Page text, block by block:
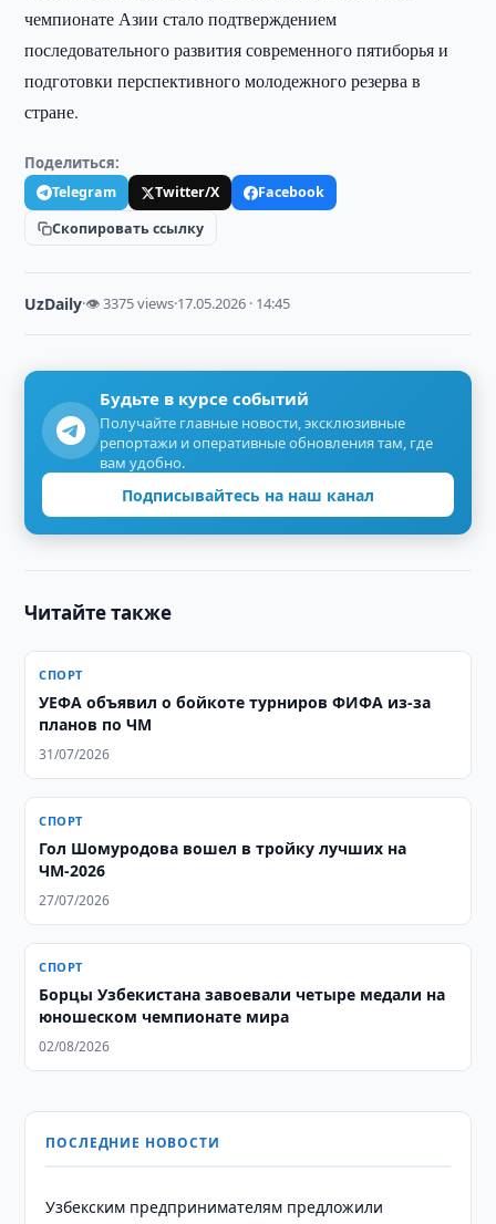
чемпионате Азии стало подтверждением
последовательного развития современного пятиборья и
подготовки перспективного молодежного резерва в
стране.
Поделиться:
Telegram Twitter/X
Facebook
Скопировать ссылку
UzDaily·👁 3375 views·17.05.2026 · 14:45
Будьте в курсе событий
Получайте главные новости, эксклюзивные
репортажи и оперативные обновления там, где
вам удобно.
Подписывайтесь на наш канал
Читайте также
СПОРТ
УЕФА объявил о бойкоте турниров ФИФА из-за
планов по ЧМ
31/07/2026
СПОРТ
Гол Шомуродова вошел в тройку лучших на
ЧМ-2026
27/07/2026
СПОРТ
Борцы Узбекистана завоевали четыре медали на
юношеском чемпионате мира
02/08/2026
ПОСЛЕДНИЕ НОВОСТИ
Узбекским предпринимателям предложили